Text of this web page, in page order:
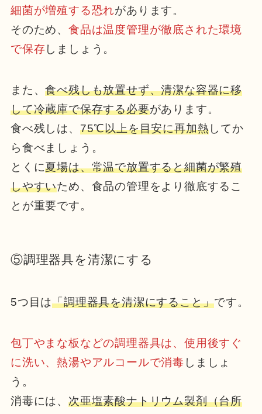
細菌が増殖する恐れがあります。
そのため、 食品は温度管理が徹底された環境
で保存しましょう。
また、食べ残しも放置せず、清潔な容器に移
して冷蔵庫で保存する必要があります。
食べ残しは、 75℃以上を目安に再加熱してか
ら食べましょう。
とくに夏場は、常温で放置すると細菌が繁殖
しやすいため、食品の管理をより徹底するこ
とが重要です。
⑤調理器具を清潔にする
5つ目は「調理器具を清潔にすること」です。
包丁やまな板などの調理器具は、使用後すぐ
に洗い、熱湯やアルコールで消毒 しましょ
う。
消毒には、 次亜塩素酸ナトリウム製剤（台所